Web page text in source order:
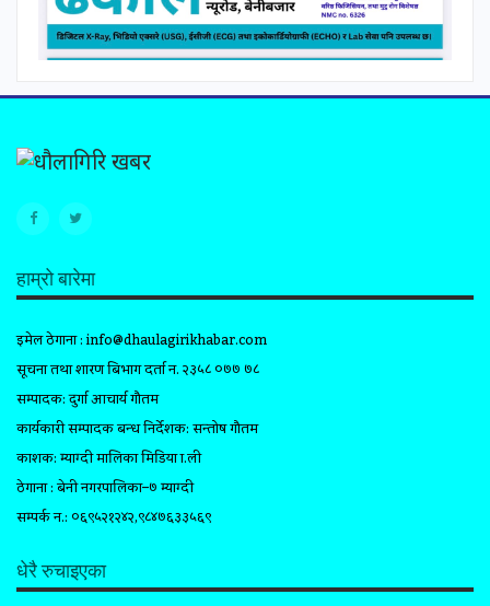
हाम्रो बारेमा
इमेल ठेगाना :info@dhaulagirikhabar.com
सूचना तथा प्रशारण बिभाग दर्ता न. २३५८ ०७७ ७८
सम्पादक: दुर्गा आचार्य गौतम
कार्यकारी सम्पादक प्रबन्ध निर्देशक: सन्तोष गौतम
प्रकाशक: म्याग्दी मालिका मिडिया प्रा.ली
ठेगाना : बेनी नगरपालिका–७ म्याग्दी
सम्पर्क न.: ०६९५२१२४२,९८४७६३३५६९
धेरै रुचाइएका